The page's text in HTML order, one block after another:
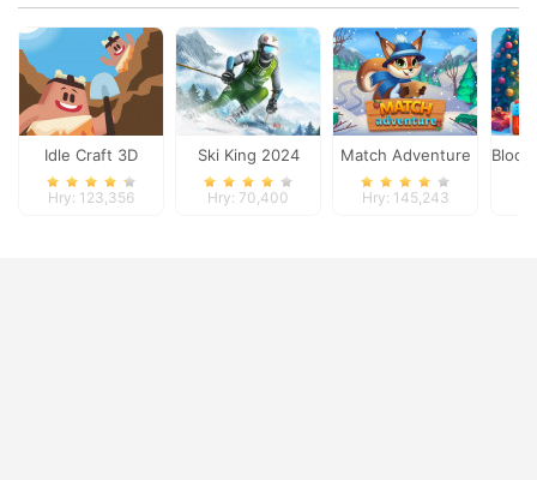
Idle Craft 3D
Hry: 123,356
Ski King 2024
Hry: 70,400
Match Adventure
Hry: 145,243